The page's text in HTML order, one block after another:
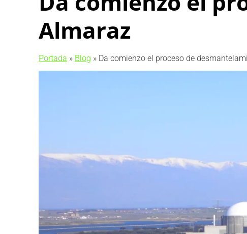
Almaraz
Portada » Blog » Da comienzo el proceso de